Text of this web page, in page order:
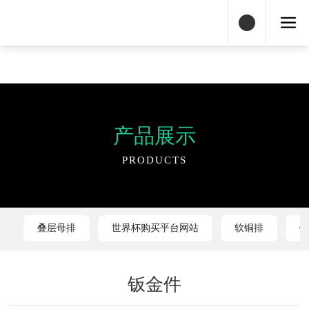
世界杯购买平台网站
产品展示
PRODUCTS
叠层母排 世界杯购买平台网站 软铜排
钣金件